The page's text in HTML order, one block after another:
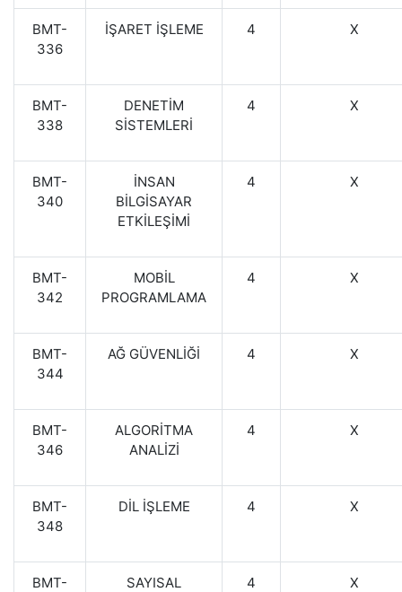
BMT-
336
İŞARET İŞLEME 4 X
BMT-
338
DENETİM
SİSTEMLERİ
4 X
BMT-
340
İNSAN
BİLGİSAYAR
ETKİLEŞİMİ
4 X
BMT-
342
MOBİL
PROGRAMLAMA
4 X
BMT-
344
AĞ GÜVENLİĞİ 4 X
BMT-
346
ALGORİTMA
ANALİZİ
4 X
BMT-
348
DİL İŞLEME 4 X
BMT-
SAYISAL
4 X